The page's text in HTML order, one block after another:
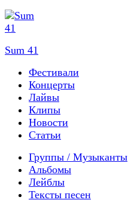
Sum 41
Фестивали
Концерты
Лайвы
Клипы
Новости
Статьи
Группы / Музыканты
Альбомы
Лейблы
Тексты песен